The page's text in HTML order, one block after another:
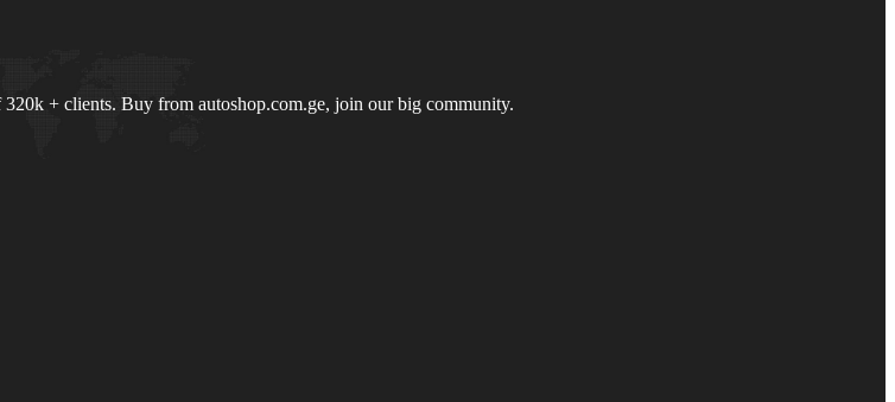
+ clients. Buy from autoshop.com.ge, join our big community.